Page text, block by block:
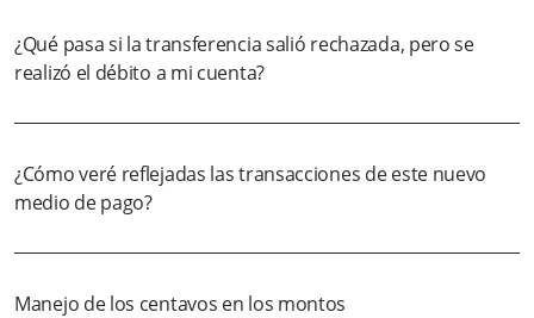
¿Qué pasa si la transferencia salió rechazada, pero se
realizó el débito a mi cuenta?
¿Cómo veré reflejadas las transacciones de este nuevo
medio de pago?
Manejo de los centavos en los montos